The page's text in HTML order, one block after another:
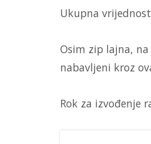
Ukupna vrijednost
Osim zip lajna,
nabavljeni kroz
Rok za izvođenje